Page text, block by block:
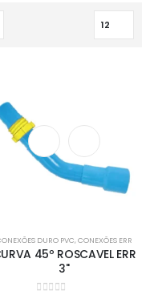
DURO PVC,CONEXÕES ERR
45º ROSCAVEL ERR
3''